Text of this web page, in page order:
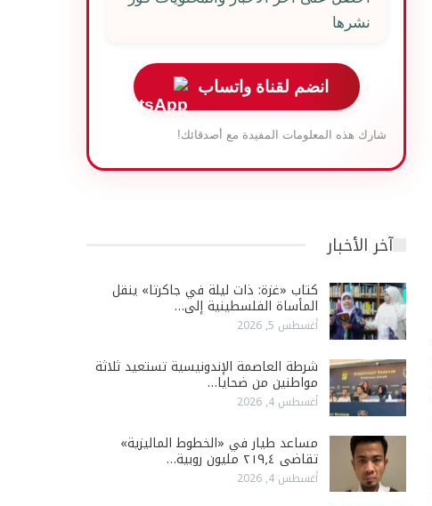
نشرها
انضم لقناة واتساب
شارك هذه المعلومات المفيدة مع أصدقائك!
آخر الأخبار
كتاب «غزة: ذات ليلة في جاكرتا» ينقل
المأساة الفلسطينية إلى…
أغسطس 5, 2026
شرطة العاصمة الإندونيسية تستعيد ثلاثة
مواطنين من ضحايا…
أغسطس 4, 2026
مساعد طيار في «الخطوط الماليزية»
تقاضى ٢١٩٫٤ مليون روبية…
أغسطس 4, 2026